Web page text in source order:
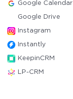
Google Calendar
Google Drive
Instagram
Instantly
KeepinCRM
LP-CRM